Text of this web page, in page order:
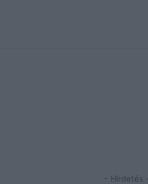
- Hirdetés -